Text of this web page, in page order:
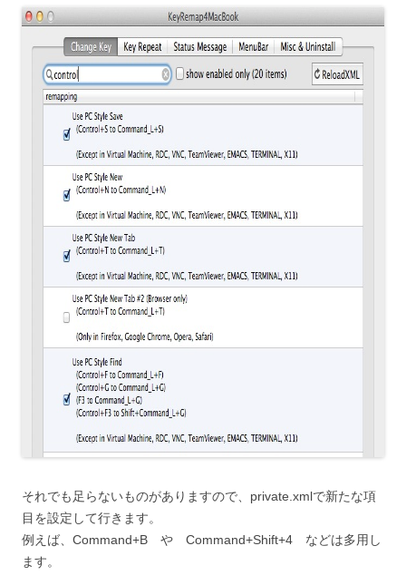
それでも足らないものがありますので、private.xmlで新たな項
目を設定して行きます。
例えば、Command+B や Command+Shift+4 などは多用し
ます。